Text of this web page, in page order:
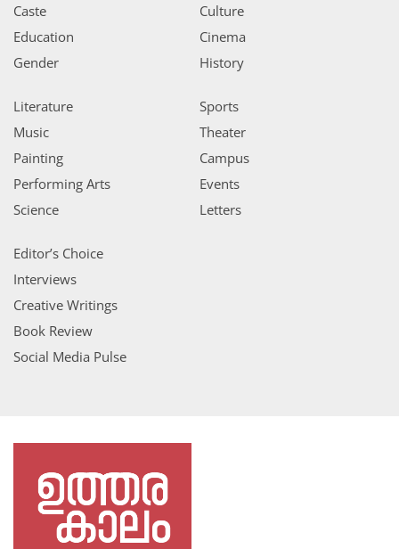
Caste
Education
Gender
Culture
Cinema
History
Literature
Music
Painting
Performing Arts
Science
Sports
Theater
Campus
Events
Letters
Editor’s Choice
Interviews
Creative Writings
Book Review
Social Media Pulse